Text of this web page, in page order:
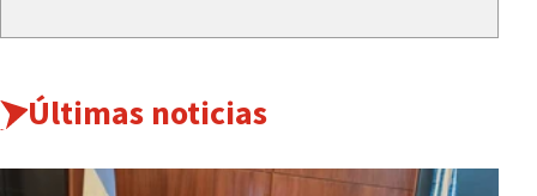
Últimas noticias